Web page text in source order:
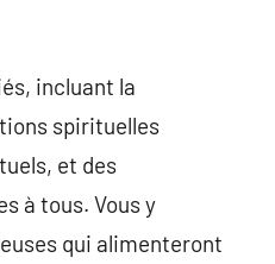
incluant la
spirituelles
et des
à tous. Vous y
qui alimenteront